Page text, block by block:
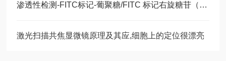
渗透性检测-FITC标记-葡聚糖/FITC 标记右旋糖苷（FITC-dextran）
激光扫描共焦显微镜原理及其应,细胞上的定位很漂亮